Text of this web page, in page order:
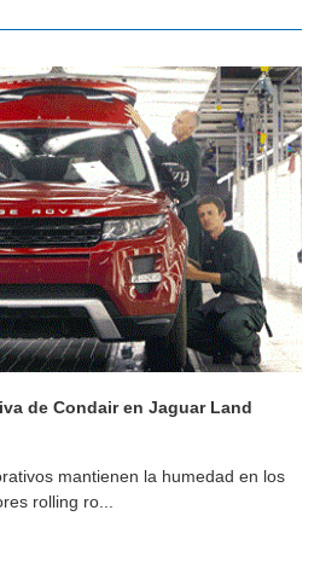
de Condair en Jaguar Land
mantienen la humedad en los
rolling ro...